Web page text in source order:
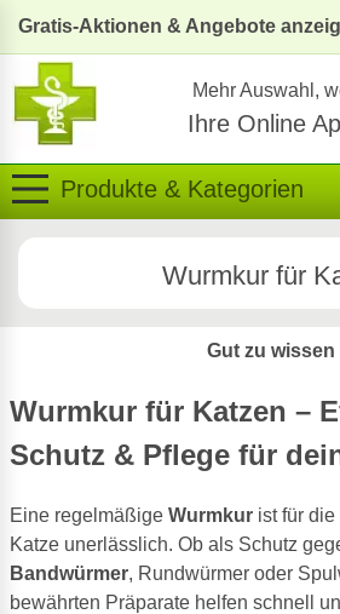
Gratis-Aktionen & Angebote
Mehr Auswahl,
Ihre Online
Produkte & Kategorien
Wurmkur für
Gut zu wissen
Wurmkur für Katzen –
Schutz & Pflege für
Eine regelmäßige Wurmkur ist für
Katze unerlässlich. Ob als Schutz
Bandwürmer, Rundwürmer oder
bewährten Präparate helfen schnell